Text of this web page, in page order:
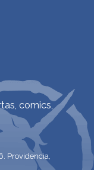
comics,
Providencia,